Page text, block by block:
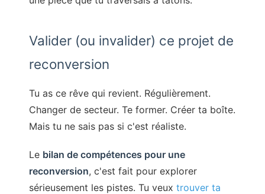
Valider (ou invalider) ce projet de
reconversion
Tu as ce rêve qui revient. Régulièrement.
Changer de secteur. Te former. Créer ta boîte.
Mais tu ne sais pas si c'est réaliste.
Le bilan de compétences pour une
reconversion, c'est fait pour explorer
sérieusement les pistes. Tu veux trouver ta